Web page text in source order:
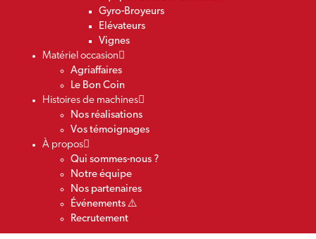
Gyro-Broyeurs
Elévateurs
Vignes
Matériel occasion
Agriaffaires
Le Bon Coin
Histoires de machines
Nos réalisations
Vos témoignages
À propos
Qui sommes-nous ?
Notre équipe
Nos partenaires
Événements ⚠️
Recrutement